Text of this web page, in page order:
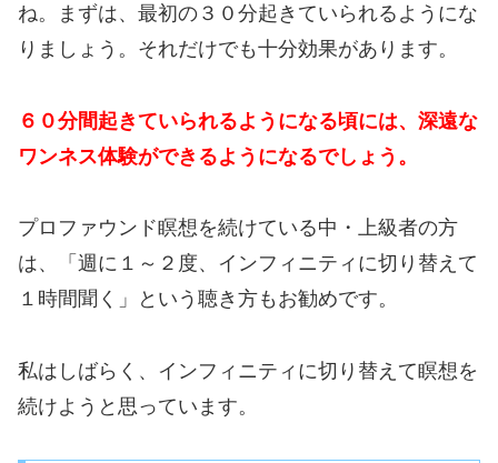
ね。まずは、最初の３０分起きていられるようにな
りましょう。それだけでも十分効果があります。
６０分間起きていられるようになる頃には、深遠な
ワンネス体験ができるようになるでしょう。
プロファウンド瞑想を続けている中・上級者の方
は、「週に１～２度、インフィニティに切り替えて
１時間聞く」という聴き方もお勧めです。
私はしばらく、インフィニティに切り替えて瞑想を
続けようと思っています。